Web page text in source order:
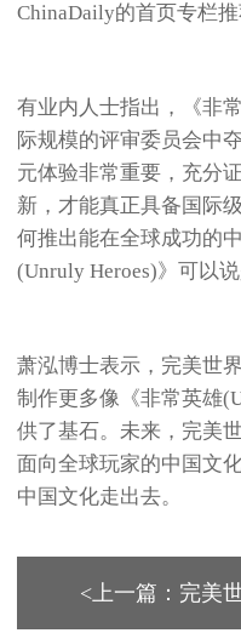
ChinaDaily的首页专栏推
有业内人士指出，《非
际规模的评审委员会中
元体验非常重要，充分
新，才能真正具备国际
何推出能在全球成功的
(Unruly Heroes)》可以
萧泓博士表示，完美世
制作更多像《非常英雄
供了基石。未来，完美
面向全球玩家的中国文
中国文化走出去。
<上一篇：完美